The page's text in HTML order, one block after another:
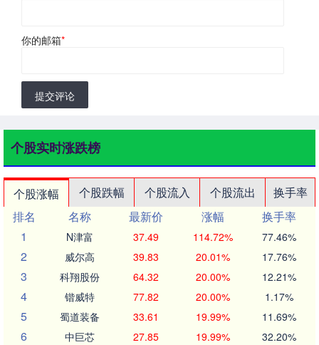
你的邮箱*
提交评论
个股实时涨跌榜
个股涨幅 个股跌幅 个股流入 个股流出
换手率
排名
名称 最新价 涨幅
换手率
1
N津富 37.49 114.72% 77.46%
2 威尔高 39.83 20.01% 17.76%
3 科翔股份 64.32 20.00% 12.21%
4 锴威特 77.82 20.00% 1.17%
5 蜀道装备 33.61 19.99% 11.69%
6 中巨芯 27.85 19.99% 32.20%